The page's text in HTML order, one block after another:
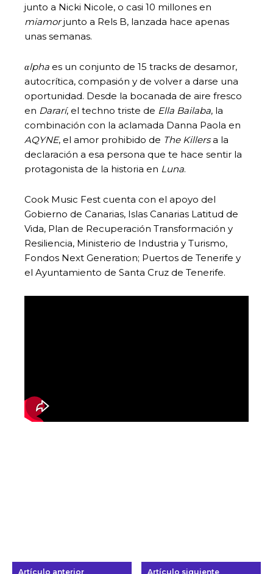
junto a Nicki Nicole, o casi 10 millones en
miamorjunto a Rels B, lanzada hace apenas
unas semanas.
αlpha es un conjunto de 15 tracks de desamor,
autocrítica, compasión y de volver a darse una
oportunidad. Desde la bocanada de aire fresco
en Dararí, el techno triste de Ella Bailaba, la
combinación con la aclamada Danna Paola en
AQYNE, el amor prohibido de The Killersa la
declaración a esa persona que te hace sentir la
protagonista de la historia en Luna.
Cook Music Fest cuenta con el apoyo del
Gobierno de Canarias, Islas Canarias Latitud de
Vida, Plan de Recuperación Transformación y
Resiliencia, Ministerio de Industria y Turismo,
Fondos Next Generation; Puertos de Tenerife y
el Ayuntamiento de Santa Cruz de Tenerife.
Artículo anterior Artículo siguiente